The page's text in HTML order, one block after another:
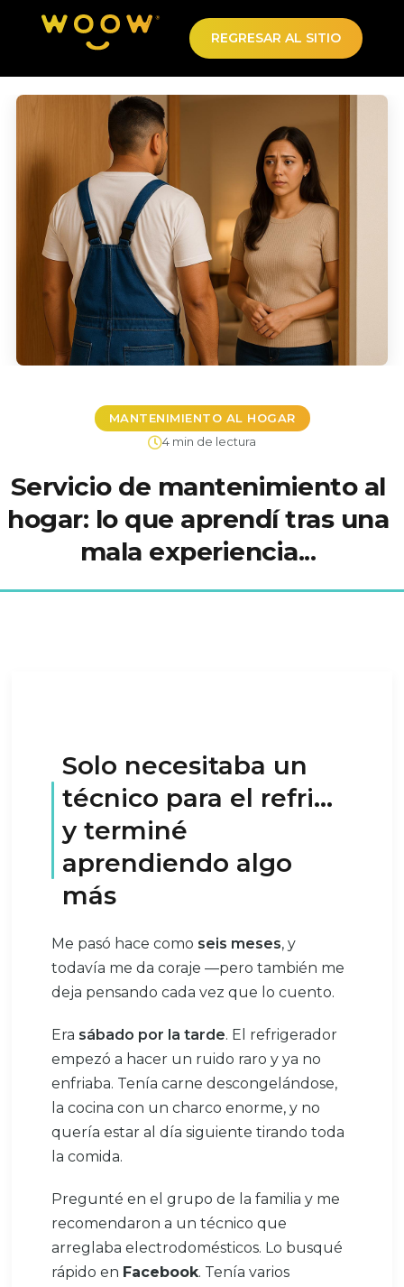
REGRESAR AL SITIO
MANTENIMIENTO AL HOGAR
4 min de lectura
Servicio de mantenimiento al
hogar: lo que aprendí tras una
mala experiencia...
Solo necesitaba un
técnico para el refri…
y terminé
aprendiendo algo
más
Me pasó hace como seis meses, y
todavía me da coraje —pero también me
deja pensando cada vez que lo cuento.
Era sábado por la tarde. El refrigerador
empezó a hacer un ruido raro y ya no
enfriaba. Tenía carne descongelándose,
la cocina con un charco enorme, y no
quería estar al día siguiente tirando toda
la comida.
Pregunté en el grupo de la familia y me
recomendaron a un técnico que
arreglaba electrodomésticos. Lo busqué
rápido en Facebook. Tenía varios